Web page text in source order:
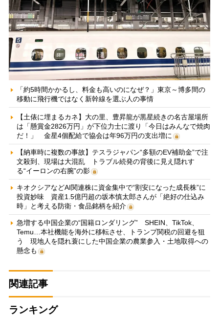
「約5時間かかるし、料金も高いのになぜ？」東京～博多間の
移動に飛行機ではなく新幹線を選ぶ人の事情
【土俵に埋まるカネ】大の里、豊昇龍が黒星続きの名古屋場所
は「懸賞金2826万円」が下位力士に渡り「今日はみんなで焼肉
だ！」 金星4個配給で協会は年96万円の支出増に
【納車時に複数の事故】テスラジャパン“多額のEV補助金”で注
文殺到、現場は大混乱 トラブル続発の背後に見え隠れす
る“イーロンの右腕”の影
キオクシアなどAI関連株に資金集中で“割安になった成長株”に
投資妙味 資産1.5億円超の坂本慎太郎さんが「絶好の仕込み
時」と考える防衛・食品銘柄を紹介
急増する中国企業の“国籍ロンダリング” SHEIN、TikTok、
Temu…本社機能を海外に移転させ、トランプ関税の回避を狙
う 現地人を隠れ蓑にした中国企業の農業参入・土地取得への
懸念も
関連記事
ランキング